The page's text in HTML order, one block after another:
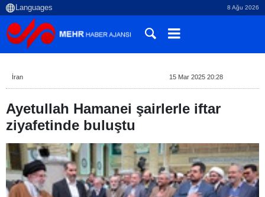
8 Ağu 2026
İran 15 Mar 2025 20:28
Ayetullah Hamanei şairlerle iftar
ziyafetinde buluştu